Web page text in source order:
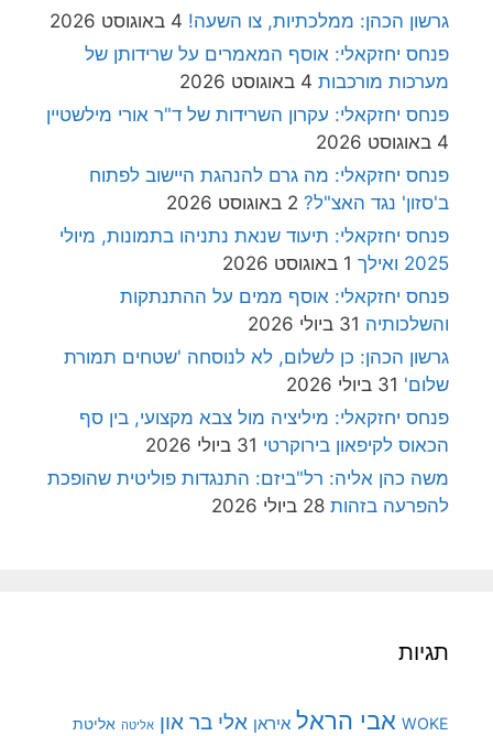
גרשון הכהן: ממלכתיות, צו השעה! 4 באוגוסט 2026
פנחס יחזקאלי: אוסף המאמרים על שרידותן של
מערכות מורכבות 4 באוגוסט 2026
פנחס יחזקאלי: עקרון השרידות של ד"ר אורי מילשטיין
4 באוגוסט 2026
פנחס יחזקאלי: מה גרם להנהגת היישוב לפתוח
ב'סזון' נגד האצ"ל? 2 באוגוסט 2026
פנחס יחזקאלי: תיעוד שנאת נתניהו בתמונות, מיולי
2025 ואילך
1 באוגוסט 2026
פנחס יחזקאלי: אוסף ממים על ההתנתקות
והשלכותיה 31 ביולי 2026
גרשון הכהן: כן לשלום, לא לנוסחה 'שטחים תמורת
שלום' 31 ביולי 2026
פנחס יחזקאלי: מיליציה מול צבא מקצועי, בין סף
הכאוס לקיפאון בירוקרטי 31 ביולי 2026
משה כהן אליה: רל"ביזם: התנגדות פוליטית שהופכת
להפרעה בזהות 28 ביולי 2026
תגיות
WOKE אבי הראל איראן אלי בר און אליטה אליטת